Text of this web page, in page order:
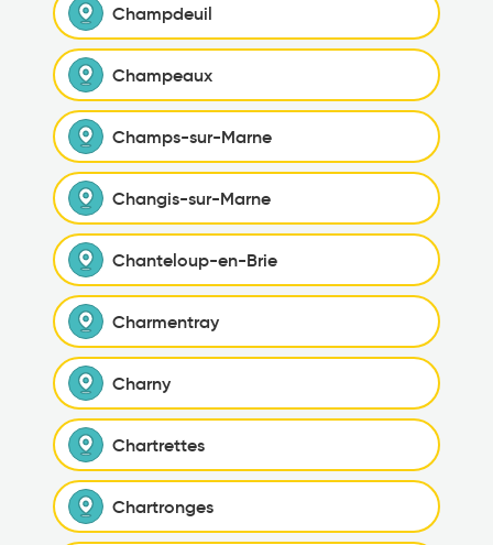
Champdeuil
Champeaux
Champs-sur-Marne
Changis-sur-Marne
Chanteloup-en-Brie
Charmentray
Charny
Chartrettes
Chartronges